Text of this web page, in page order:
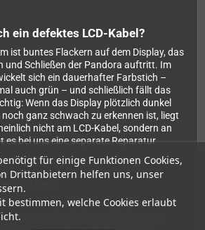
für einige Funktionen Cookies,
Drittanbietern helfen uns, unser
bestimmen, welche Cookies erlaubt
ein defektes LCD-Kabel?
ist buntes Flackern auf dem Display, das
und Schließen der Pandora auftritt. Im
sich ein dauerhafter Farbstich –
auch grün – und schließlich fällt das
Wenn das Display plötzlich dunkel
ganz schwach zu erkennen ist, liegt
nicht am LCD-Kabel, sondern an
es bei uns eine separate Reparatur.
ist ein Komplettpreis – er beinhaltet das
die gesamte Arbeitszeit. Es kommen